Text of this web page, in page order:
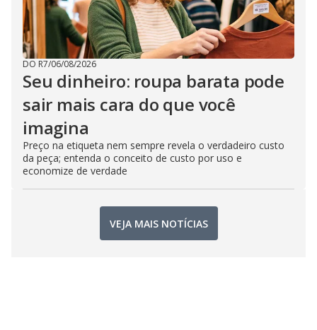
DO R7/06/08/2026
Seu dinheiro: roupa barata pode
sair mais cara do que você
imagina
Preço na etiqueta nem sempre revela o verdadeiro custo
da peça; entenda o conceito de custo por uso e
economize de verdade
VEJA MAIS NOTÍCIAS